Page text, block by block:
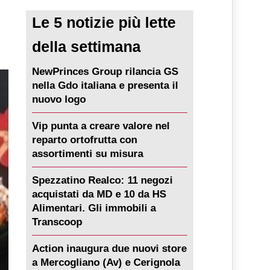
Le 5 notizie più lette
della settimana
NewPrinces Group rilancia GS
nella Gdo italiana e presenta il
nuovo logo
Vip punta a creare valore nel
reparto ortofrutta con
assortimenti su misura
Spezzatino Realco: 11 negozi
acquistati da MD e 10 da HS
Alimentari. Gli immobili a
Transcoop
Action inaugura due nuovi store
a Mercogliano (Av) e Cerignola